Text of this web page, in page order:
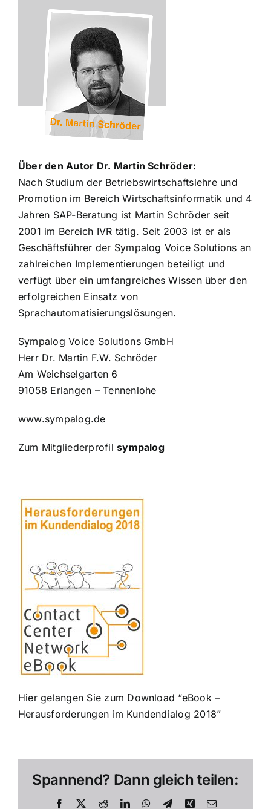
Über den Autor Dr. Martin Schröder:
Nach Studium der Betriebswirtschaftslehre und
Promotion im Bereich Wirtschaftsinformatik und 4
Jahren SAP-Beratung ist Martin Schröder seit
2001 im Bereich IVR tätig. Seit 2003 ist er als
Geschäftsführer der Sympalog Voice Solutions an
zahlreichen Implementierungen beteiligt und
verfügt über ein umfangreiches Wissen über den
erfolgreichen Einsatz von
Sprachautomatisierungslösungen.
Sympalog Voice Solutions GmbH
Herr Dr. Martin F.W. Schröder
Am Weichselgarten 6
91058 Erlangen – Tennenlohe
www.sympalog.de
Zum Mitgliederprofilsympalog
Hier gelangen Sie zum Download “eBook –
Herausforderungen im Kundendialog 2018”
Spannend? Dann gleich teilen:
Facebook RedditLinkedInWhatsApp
Telegram
Xing E-